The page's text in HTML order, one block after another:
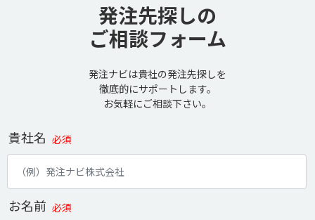
発注先探しの
ご相談フォーム
発注ナビは貴社の発注先探しを
徹底的にサポートします。
お気軽にご相談下さい。
貴社名 必須
お名前 必須